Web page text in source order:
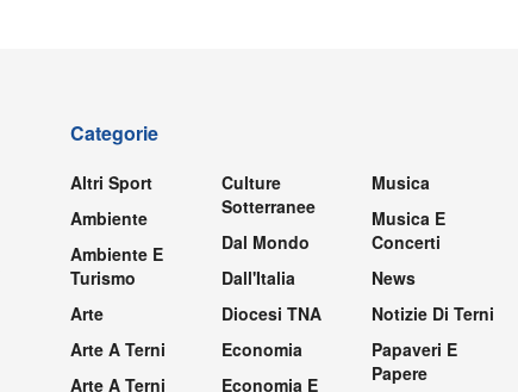
Categorie
Altri Sport
Ambiente
Ambiente E
Turismo
Arte
Arte A Terni
Arte A Terni
Culture
Sotterranee
Dal Mondo
Dall'Italia
Diocesi TNA
Economia
Economia E
Musica
Musica E
Concerti
News
Notizie Di Terni
Papaveri E
Papere